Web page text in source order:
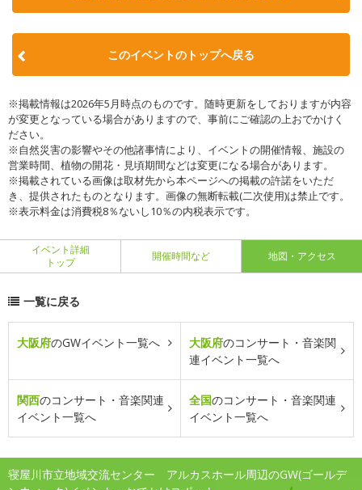
このイベントのトップへ戻る
※掲載情報は2026年5月時点のものです。随時更新をしておりますが内容
が変更となっている場合がありますので、事前にご確認の上おでかけく
ださい。
※自然災害の影響やその他諸事情により、イベントの開催情報、施設の
営業時間、植物の開花・見頃期間などは変更になる場合があります。
※掲載されている画像は取材先から本ページへの掲載の許諾をいただ
き、提供されたものとなります。画像の無断転載(二次使用)は禁止です。
※表示料金は消費税8％ないし10％の内税表示です。
イベント詳細
トップ
開催時間など 地図・アクセス
一覧に戻る
大阪府のGWイベント一覧へ 大阪府のコンサート・音楽関
連イベント一覧へ
関西のコンサート・音楽関連
イベント一覧へ
全国のコンサート・音楽関連
イベント一覧へ
寝屋川市立地域交流センター アルカスホール周辺のGW(ゴールデ